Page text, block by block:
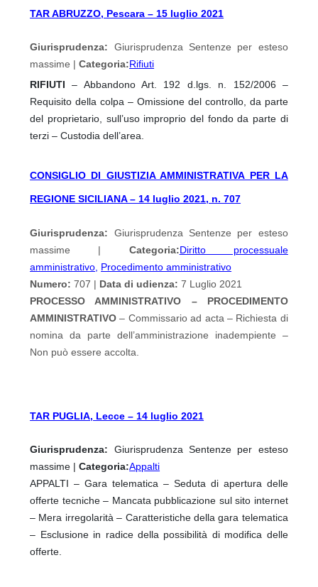
TAR ABRUZZO, Pescara – 15 luglio 2021
Giurisprudenza: Giurisprudenza Sentenze per esteso
massime |Categoria:Rifiuti
RIFIUTI – Abbandono Art. 192 d.lgs. n. 152/2006 –
Requisito della colpa – Omissione del controllo, da parte
del proprietario, sull’uso improprio del fondo da parte di
terzi – Custodia dell’area.
CONSIGLIO DI GIUSTIZIA AMMINISTRATIVA PER LA
REGIONE SICILIANA – 14 luglio 2021, n. 707
Giurisprudenza: Giurisprudenza Sentenze per esteso
massime | Categoria:Diritto processuale
amministrativo Procedimento amministrativo
Numero: 707 | Data di udienza: 7 Luglio 2021
PROCESSO AMMINISTRATIVO – PROCEDIMENTO
AMMINISTRATIVO – Commissario ad acta – Richiesta di
nomina da parte dell’amministrazione inadempiente –
Non può essere accolta.
TAR PUGLIA, Lecce – 14 luglio 2021
Giurisprudenza: Giurisprudenza Sentenze per esteso
massime |Categoria:Appalti
APPALTI – Gara telematica – Seduta di apertura delle
offerte tecniche – Mancata pubblicazione sul sito internet
– Mera irregolarità – Caratteristiche della gara telematica
– Esclusione in radice della possibilità di modifica delle
offerte.